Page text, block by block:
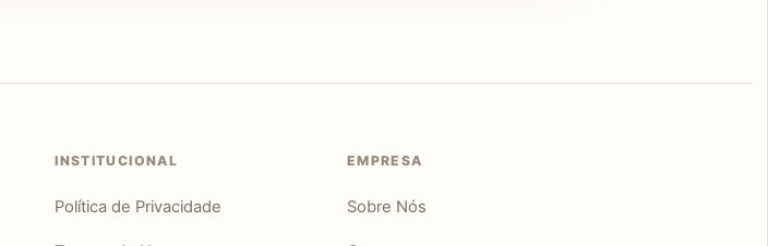
INSTITUCIONAL
Política de Privacidade
EMPRESA
Sobre Nós